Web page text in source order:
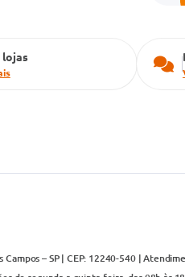
lojas
– SP | CEP: 12240-540 |